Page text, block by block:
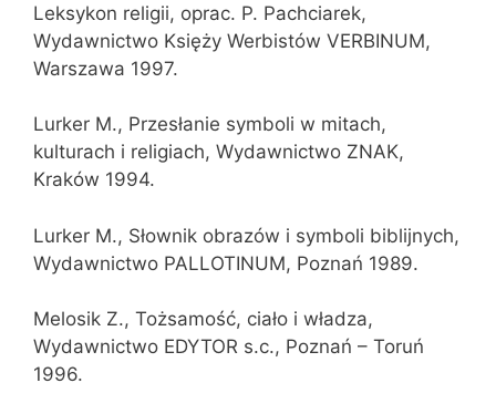
Leksykon religii, oprac. P. Pachciarek,
Wydawnictwo Księży Werbistów VERBINUM,
Warszawa 1997.
Lurker M., Przesłanie symboli w mitach,
kulturach i religiach, Wydawnictwo ZNAK,
Kraków 1994.
Lurker M., Słownik obrazów i symboli biblijnych,
Wydawnictwo PALLOTINUM, Poznań 1989.
Melosik Z., Tożsamość, ciało i władza,
Wydawnictwo EDYTOR s.c., Poznań – Toruń
1996.